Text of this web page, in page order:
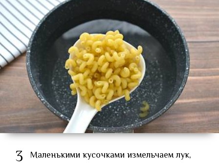
3
Маленькими кусочками измельчаем лук,